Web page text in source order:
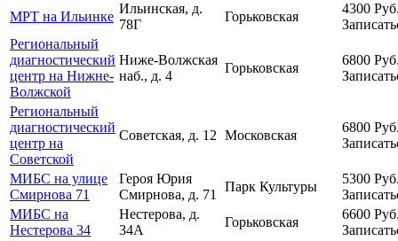
МРТ на Ильинке
Ильинская, д.
78Г
Горьковская
4300
Региональный
диагностический
центр на Нижне-
Волжской
Ниже-Волжская
наб., д. 4
Горьковская
6800
Региональный
диагностический
центр на
Советской
Советская, д. 12 Московская
6800
МИБС на улице
Смирнова 71
Героя Юрия
Смирнова, д. 71
Парк Культуры
5300
МИБС на
Нестерова 34
Нестерова, д.
34А
Горьковская
6600